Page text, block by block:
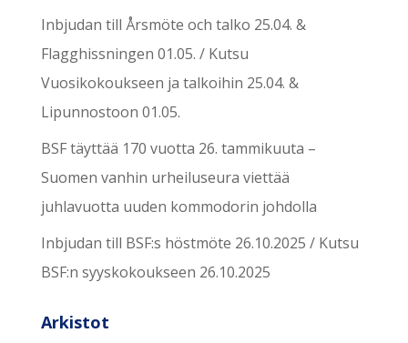
Inbjudan till Årsmöte och talko 25.04. &
Flagghissningen 01.05. / Kutsu
Vuosikokoukseen ja talkoihin 25.04. &
Lipunnostoon 01.05.
BSF täyttää 170 vuotta 26. tammikuuta –
Suomen vanhin urheiluseura viettää
juhlavuotta uuden kommodorin johdolla
Inbjudan till BSF:s höstmöte 26.10.2025 / Kutsu
BSF:n syyskokoukseen 26.10.2025
Arkistot